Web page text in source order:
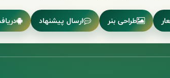
طراحی بنر ارسال پیشنهاد